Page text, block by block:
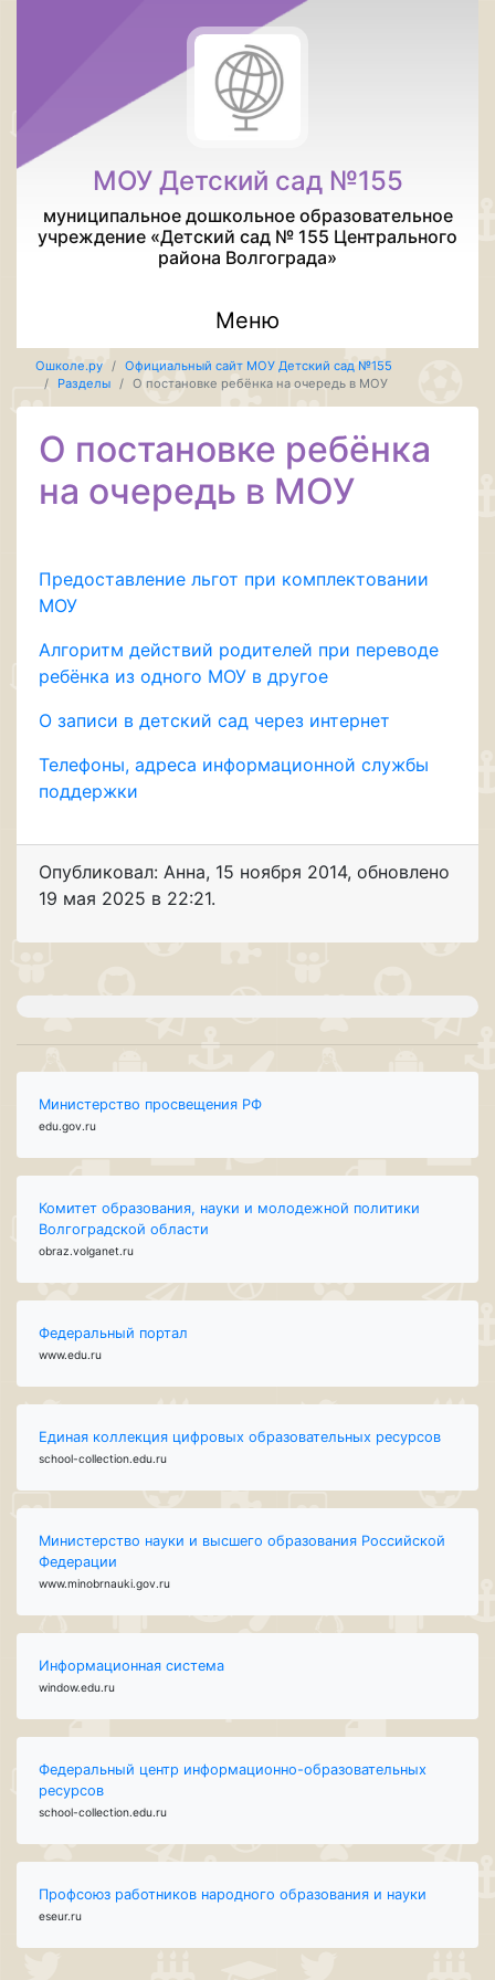
МОУ Детский сад №155
муниципальное дошкольное образовательное
учреждение «Детский сад № 155 Центрального
района Волгограда»
Меню
Ошколе.ру
Официальный сайт МОУ Детский сад №155
Разделы
О постановке ребёнка на очередь в МОУ
О постановке ребёнка
на очередь в МОУ
Предоставление льгот при комплектовании
МОУ
Алгоритм действий родителей при переводе
ребёнка из одного МОУ в другое
О записи в детский сад через интернет
Телефоны, адреса информационной службы
поддержки
Опубликовал: Анна, 15 ноября 2014, обновлено
19 мая 2025 в 22:21.
Министерство просвещения РФ
edu.gov.ru
Комитет образования, науки и молодежной политики
Волгоградской области
obraz.volganet.ru
Федеральный портал
www.edu.ru
Единая коллекция цифровых образовательных ресурсов
school-collection.edu.ru
Министерство науки и высшего образования Российской
Федерации
www.minobrnauki.gov.ru
Информационная система
window.edu.ru
Федеральный центр информационно-образовательных
ресурсов
school-collection.edu.ru
Профсоюз работников народного образования и науки
eseur.ru